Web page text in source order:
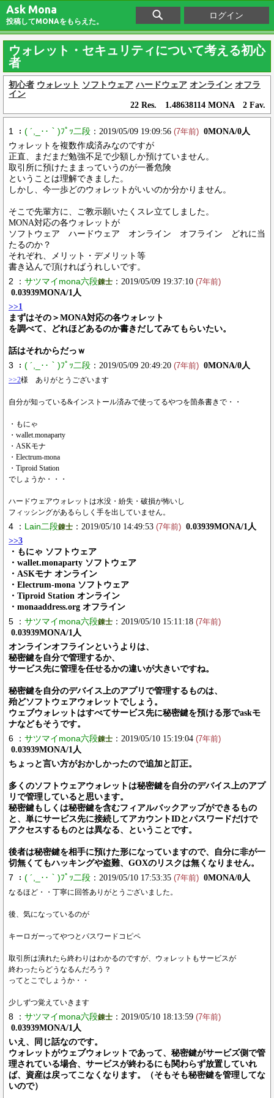
Ask Mona
投稿してMONAをもらえた。
ログイン
ウォレット・セキュリティについて考える初心
者
初心者 ウォレット ソフトウェア ハードウェア オンライン オフラ
イン
22 Res. 1.48638114 MONA 2 Fav.
1 ： ( ´,_‥｀)ﾌﾟｯ二段 ：2019/05/09 19:09:56 (7年前) 0MONA/0人
ウォレットを複数作成済みなのですが
正直、まだまだ勉強不足で少額しか預けていません。
取引所に預けたままっていうのが一番危険
ということは理解できました。
しかし、今一歩どのウォレットがいいのか分かりません。
そこで先輩方に、ご教示願いたくスレ立てしました。
MONA対応の各ウォレットが
ソフトウェア ハードウェア オンライン オフライン どれに当
たるのか？
それぞれ、メリット・デメリット等
書き込んで頂ければうれしいです。
2 ： サツマイmona六段錬士 ：2019/05/09 19:37:10 (7年前)
0.03939MONA/1人
>>1
まずはその＞MONA対応の各ウォレット
を調べて、どれほどあるのか書きだしてみてもらいたい。
話はそれからだっｗ
3 ： ( ´,_‥｀)ﾌﾟｯ二段 ：2019/05/09 20:49:20 (7年前) 0MONA/0人
>>2様 ありがとうございます
自分が知っている&インストール済みで使ってるやつを箇条書きで・・
・もにゃ
・wallet.monaparty
・ASKモナ
・Electrum-mona
・Tiproid Station
でしょうか・・・
ハードウェアウォレットは水没・紛失・破損が怖いし
フィッシングがあるらしく手を出していません。
4 ： Lain二段錬士 ：2019/05/10 14:49:53 (7年前) 0.03939MONA/1人
>>3
・もにゃ ソフトウェア
・wallet.monaparty ソフトウェア
・ASKモナ オンライン
・Electrum-mona ソフトウェア
・Tiproid Station オンライン
・monaaddress.org オフライン
5 ： サツマイmona六段錬士 ：2019/05/10 15:11:18 (7年前)
0.03939MONA/1人
オンラインオフラインというよりは、
秘密鍵を自分で管理するか、
サービス先に管理を任せるかの違いが大きいですね。
秘密鍵を自分のデバイス上のアプリで管理するものは、
殆どソフトウェアウォレットでしょう。
ウェブウォレットはすべてサービス先に秘密鍵を預ける形でaskモ
ナなどもそうです。
6 ： サツマイmona六段錬士 ：2019/05/10 15:19:04 (7年前)
0.03939MONA/1人
ちょっと言い方がおかしかったので追加と訂正。
多くのソフトウェアウォレットは秘密鍵を自分のデバイス上のアプ
リで管理していると思います。
秘密鍵もしくは秘密鍵を含むフィアルバックアップができるもの
と、単にサービス先に接続してアカウントIDとパスワードだけで
アクセスするものとは異なる、ということです。
後者は秘密鍵を相手に預けた形になっていますので、自分に非が一
切無くてもハッキングや盗難、GOXのリスクは無くなりません。
7 ： ( ´,_‥｀)ﾌﾟｯ二段 ：2019/05/10 17:53:35 (7年前) 0MONA/0人
なるほど・・丁寧に回答ありがとうございました。
後、気になっているのが
キーロガーってやつとパスワードコピペ
取引所は潰れたら終わりはわかるのですが、ウォレットもサービスが
終わったらどうなるんだろう？
ってとこでしょうか・・
少しずつ覚えていきます
8 ： サツマイmona六段錬士 ：2019/05/10 18:13:59 (7年前)
0.03939MONA/1人
いえ、同じ話なのです。
ウォレットがウェブウォレットであって、秘密鍵がサービズ側で管
理されている場合、サービスが終わるにも関わらず放置していれ
ば、資産は戻ってこなくなります。（そもそも秘密鍵を管理してな
いので）